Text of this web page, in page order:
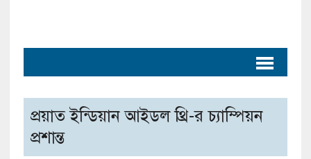
প্রয়াত ইন্ডিয়ান আইডল থ্রি-র চ্যাম্পিয়ন
প্রশান্ত